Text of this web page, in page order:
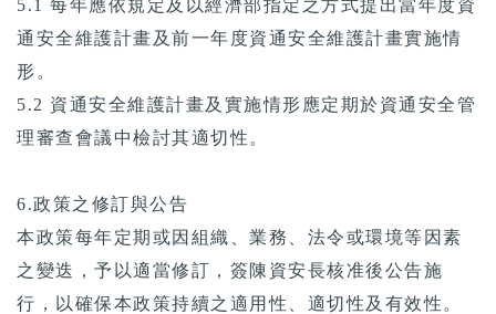
5.1 每年應依規定及以經濟部指定之方式提出當年度資
通安全維護計畫及前一年度資通安全維護計畫實施情
形。
5.2 資通安全維護計畫及實施情形應定期於資通安全管
理審查會議中檢討其適切性。
6.政策之修訂與公告
本政策每年定期或因組織、業務、法令或環境等因素
之變迭，予以適當修訂，簽陳資安長核准後公告施
行，以確保本政策持續之適用性、適切性及有效性。